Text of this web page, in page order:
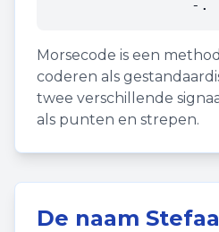
-.
Morsecode is een
coderen als
twee verschillende
als punten en strepen.
De naam